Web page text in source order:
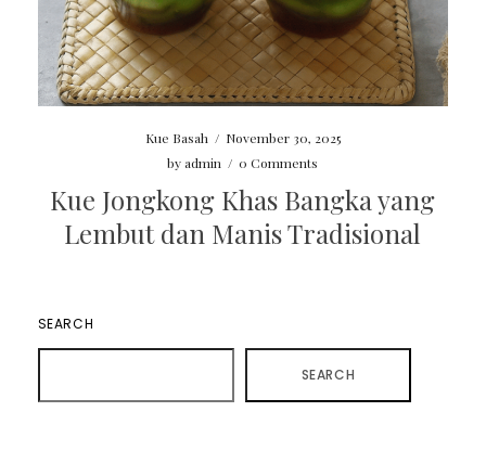
Kue Basah / November 30, 2025
byadmin / 0 Comments
Kue Jongkong Khas Bangka yang
Lembut dan Manis Tradisional
SEARCH
SEARCH